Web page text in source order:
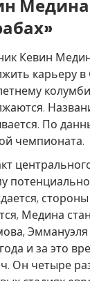
Кевин
карьеру
По
чемпионата.
Медина
и за это
Он четыре